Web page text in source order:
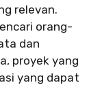
relevan.
orang-
dan
proyek yang
yang dapat